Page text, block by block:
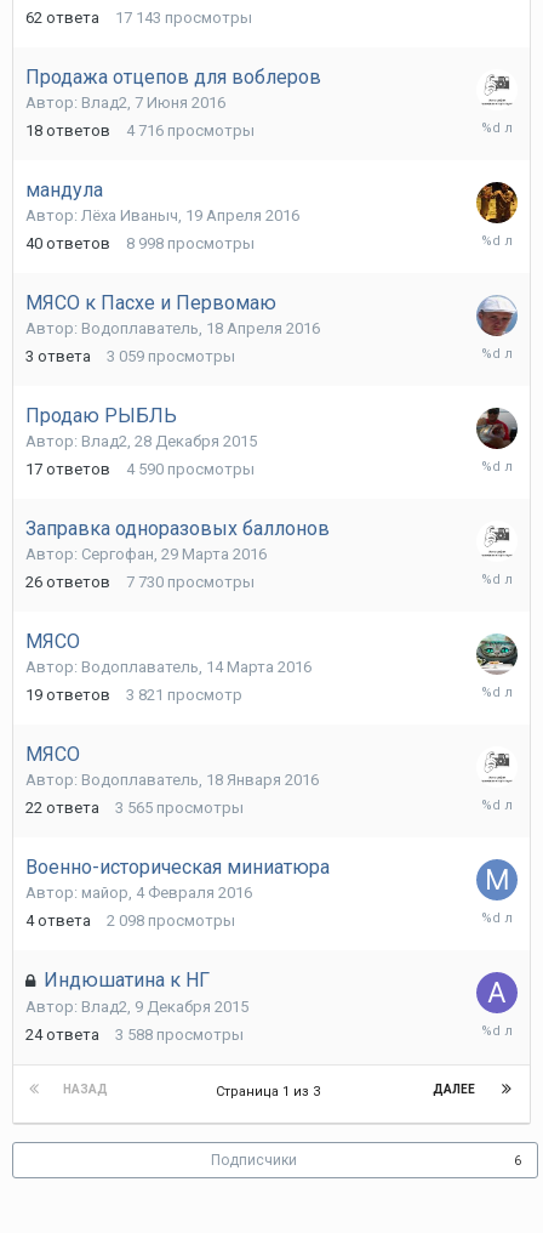
62 ответа 17 143 просмотры
Продажа отцепов для воблеров
Автор: Влад2 7 Июня 2016
18 ответов 4 716 просмотры
14
мандула
Автор: Лёха Иваныч 19 Апреля 2016
40 ответов 8 998 просмотры
24
МЯСО к Пасхе и Первомаю
Автор: Водоплаватель 18 Апреля 2016
3 ответа 3 059 просмотры
13
Продаю РЫБЛЬ
Автор: Влад2 28 Декабря 2015
17 ответов 4 590 просмотры
15
Заправка одноразовых баллонов
Автор: Сергофан 29 Марта 2016
26 ответов 7 730 просмотры
30
МЯСО
Автор: Водоплаватель 14 Марта 2016
19 ответов 3 821 просмотр
24
МЯСО
Автор: Водоплаватель 18 Января 2016
22 ответа 3 565 просмотры
10
Военно-историческая миниатюра
Автор: майор 4 Февраля 2016
4 ответа 2 098 просмотры
4
Индюшатина к НГ
Автор: Влад2 9 Декабря 2015
24 ответа 3 588 просмотры
15
2016
НАЗАД ДАЛЕЕ
Страница 1 из 3
Подписчики 6